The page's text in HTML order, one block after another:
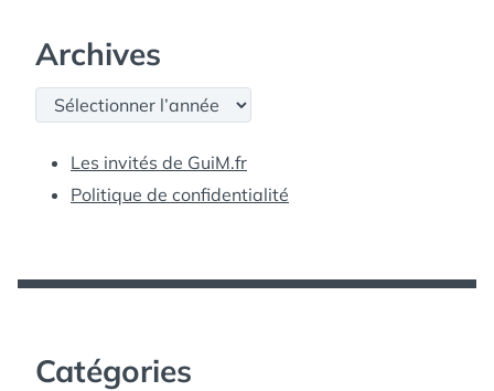
Archives
Archives
Les invités de GuiM.fr
Politique de confidentialité
Catégories